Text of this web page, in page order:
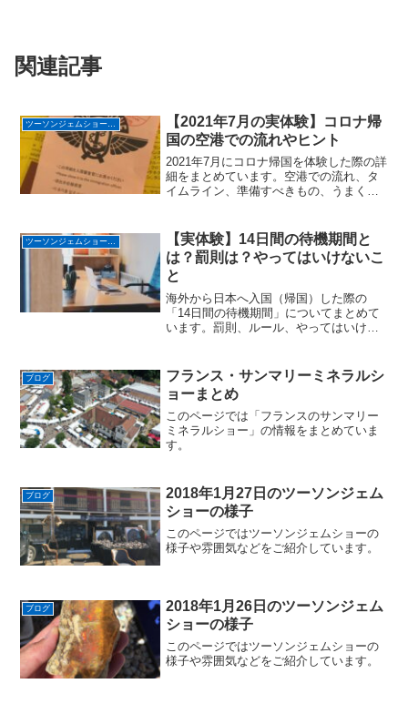
関連記事
ツーソンジェムショーへ行く
【2021年7月の実体験】コロナ帰
国の空港での流れやヒント
2021年7月にコロナ帰国を体験した際の詳
細をまとめています。空港での流れ、タ
イムライン、準備すべきもの、うまく過
ツーソンジェムショーへ行く
【実体験】14日間の待機期間と
は？罰則は？やってはいけないこ
と
海外から日本へ入国（帰国）した際の
「14日間の待機期間」についてまとめて
います。罰則、ルール、やってはいけな
ブログ
フランス・サンマリーミネラルシ
ョーまとめ
このページでは「フランスのサンマリー
ミネラルショー」の情報をまとめていま
す。
ブログ
2018年1月27日のツーソンジェム
ショーの様子
このページではツーソンジェムショーの
様子や雰囲気などをご紹介しています。
ブログ
2018年1月26日のツーソンジェム
ショーの様子
このページではツーソンジェムショーの
様子や雰囲気などをご紹介しています。